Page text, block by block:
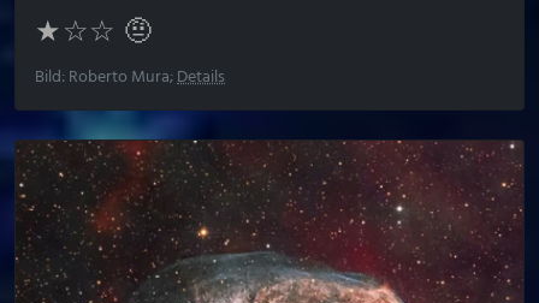
★☆☆ 🤨
Bild: Roberto Mura;Details